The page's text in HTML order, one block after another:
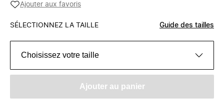
Ajouter aux favoris
SÉLECTIONNEZ LA TAILLE Guide des tailles
Choisissez votre taille
Ajouter au panier